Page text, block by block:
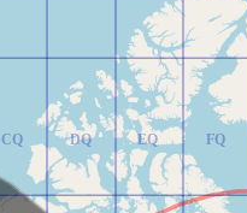
CQ DQ EQ FQ